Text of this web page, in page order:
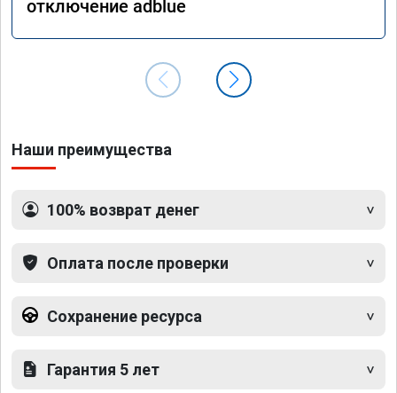
отключение adblue
Наши преимущества
100% возврат денег
Оплата после проверки
Сохранение ресурса
Гарантия 5 лет